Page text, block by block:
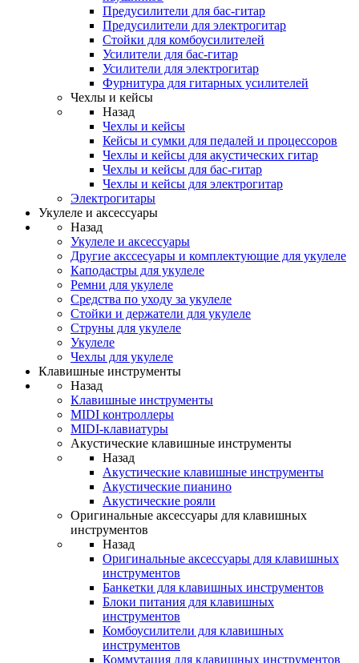
Предусилители для бас-гитар
Предусилители для электрогитар
Стойки для комбоусилителей
Усилители для бас-гитар
Усилители для электрогитар
Фурнитура для гитарных усилителей
Чехлы и кейсы
Назад
Чехлы и кейсы
Кейсы и сумки для педалей и процессоров
Чехлы и кейсы для акустических гитар
Чехлы и кейсы для бас-гитар
Чехлы и кейсы для электрогитар
Электрогитары
Укулеле и аксессуары
Назад
Укулеле и аксессуары
Другие акссесуары и комплектующие для укулеле
Каподастры для укулеле
Ремни для укулеле
Средства по уходу за укулеле
Стойки и держатели для укулеле
Струны для укулеле
Укулеле
Чехлы для укулеле
Клавишные инструменты
Назад
Клавишные инструменты
MIDI контроллеры
MIDI-клавиатуры
Акустические клавишные инструменты
Назад
Акустические клавишные инструменты
Акустические пианино
Акустические рояли
Оригинальные аксессуары для клавишных
инструментов
Назад
Оригинальные аксессуары для клавишных
инструментов
Банкетки для клавишных инструментов
Блоки питания для клавишных
инструментов
Комбоусилители для клавишных
инструментов
Коммутация для клавишных инструментов